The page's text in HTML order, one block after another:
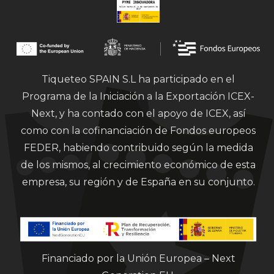
Tiqueteo SPAIN S.L ha participado en el
Programa de la Iniciación a la Exportación ICEX-
Next, y ha contado con el apoyo de ICEX, así
como con la cofinanciación de Fondos europeos
FEDER, habiendo contribuido según la medida
de los mismos, al crecimiento económico de esta
empresa, su región y de España en su conjunto.
Financiado por la Unión Europea – Next